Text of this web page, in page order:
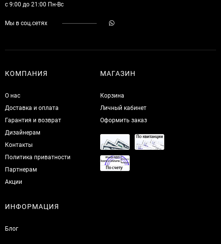
с 9:00 до 21:00 Пн-Вс
Мы в соц.сетях
КОМПАНИЯ
О нас
Доставка и оплата
Гарантия и возврат
Дизайнерам
Контакты
Политика приватности
Партнерам
Акции
МАГАЗИН
Корзина
Личный кабинет
Оформить заказ
ИНФОРМАЦИЯ
Блог